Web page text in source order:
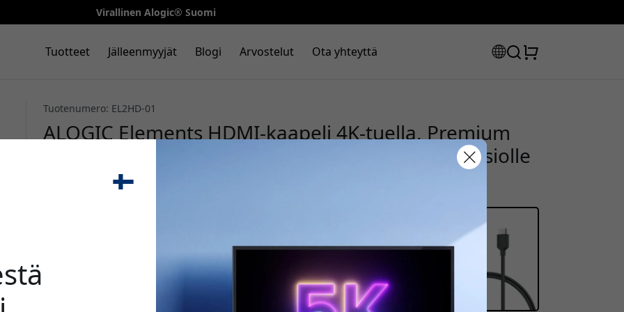
Virallinen Alogic® Suomi
Tuotteet Jälleenmyyjät Blogi Arvostelut Ota yhteyttä
Tuotenumero: EL2HD-01
ALOGIC Elements HDMI-kaapeli 4K-tuella, Premium
High Speed HDMI, 1 m, uros-uros, 18 Gbps televisiolle
ja näytölle - Musta
Käytä tätä koodia kassalla saadaksesi 8% alennuksen.